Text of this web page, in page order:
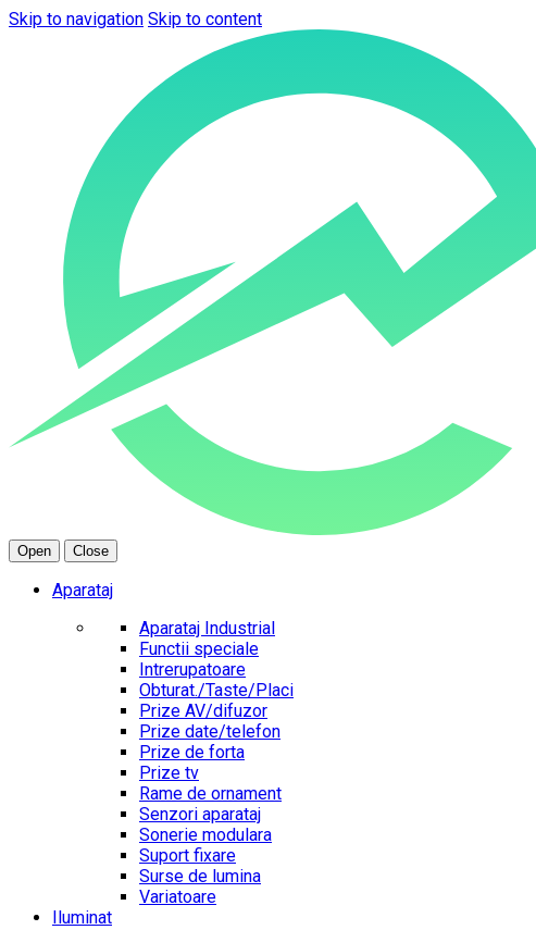
Skip to navigation Skip to content
Open Close
Aparataj
Aparataj Industrial
Functii speciale
Intrerupatoare
Obturat./Taste/Placi
Prize AV/difuzor
Prize date/telefon
Prize de forta
Prize tv
Rame de ornament
Senzori aparataj
Sonerie modulara
Suport fixare
Surse de lumina
Variatoare
Iluminat